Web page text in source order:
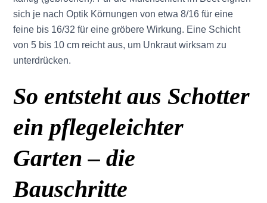
sich je nach Optik Körnungen von etwa 8/16 für eine
feine bis 16/32 für eine gröbere Wirkung. Eine Schicht
von 5 bis 10 cm reicht aus, um Unkraut wirksam zu
unterdrücken.
So entsteht aus Schotter
ein pflegeleichter
Garten – die
Bauschritte